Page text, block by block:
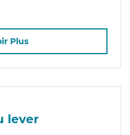
Plus
lever